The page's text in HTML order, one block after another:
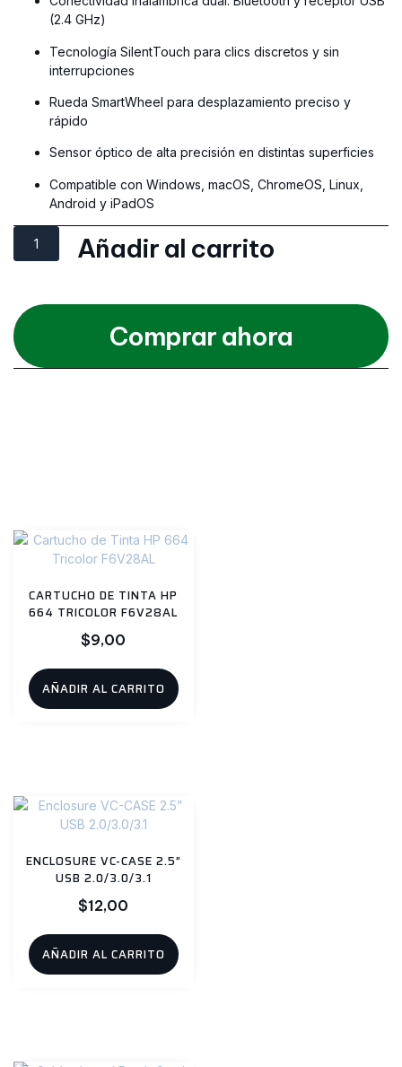
(2.4 GHz)
Tecnología SilentTouch para clics discretos y sin
interrupciones
Rueda SmartWheel para desplazamiento preciso y
rápido
Sensor óptico de alta precisión en distintas superficies
Compatible con Windows, macOS, ChromeOS, Linux,
Android y iPadOS
Añadir al carrito
Comprar ahora
CARTUCHO DE TINTA HP
664 TRICOLOR F6V28AL
$9,00
AÑADIR AL CARRITO
ENCLOSURE VC-CASE 2.5”
USB 2.0/3.0/3.1
$12,00
AÑADIR AL CARRITO